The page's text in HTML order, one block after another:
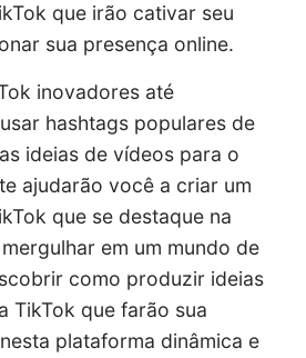
que irão cativar seu
sua presença online.
inovadores até
hashtags populares de
ideias de vídeos para o
ajudarão você a criar um
que se destaque na
em um mundo de
como produzir ideias
TikTok que farão sua
plataforma dinâmica e